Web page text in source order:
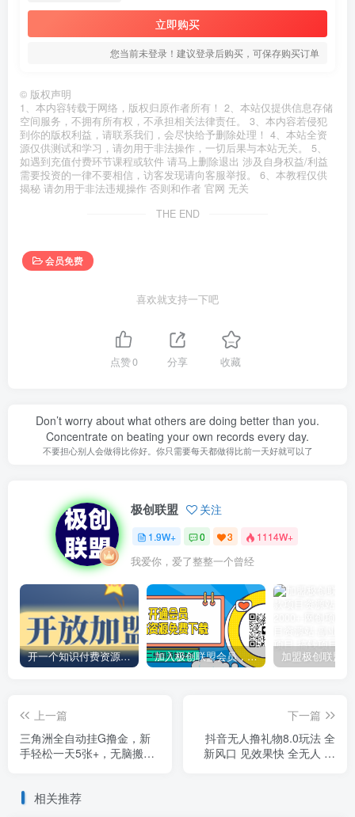
立即购买
您当前未登录！建议登录后购买，可保存购买订单
© 版权声明
1、本内容转载于网络，版权归原作者所有！ 2、本站仅提供信息存储
空间服务，不拥有所有权，不承担相关法律责任。 3、本内容若侵犯
到你的版权利益，请联系我们，会尽快给予删除处理！ 4、本站全资
源仅供测试和学习，请勿用于非法操作，一切后果与本站无关。 5、
如遇到充值付费环节课程或软件 请马上删除退出 涉及自身权益/利益
需要投资的一律不要相信，访客发现请向客服举报。 6、本教程仅供
揭秘 请勿用于非法违规操作 否则和作者 官网 无关
THE END
会员免费
喜欢就支持一下吧
点赞0 分享 收藏
Don’t worry about what others are doing better than you.
Concentrate on beating your own records every day.
不要担心别人会做得比你好。你只需要每天都做得比前一天好就可以了
极创联盟 关注
1.9W+ 0 3 1114W+
我爱你，爱了整整一个曾经
开一个知识付费资源网站，小白也能日入1000+ 加入极创联盟会员，全站资源免费学习。
上一篇
三角洲全自动挂G撸金，新
手轻松一天5张+，无脑搬砖
下一篇
抖音无人撸礼物8.0玩法 全
新风口 见效果快 全无人 单
相关推荐